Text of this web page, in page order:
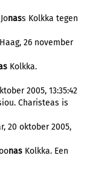
nass Kolkka tegen
26 november
Kolkka.
2005, 13:35:42
Charisteas is
20 oktober 2005,
nas Kolkka. Een